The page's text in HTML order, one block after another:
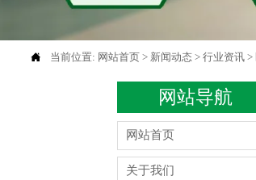
 当前位置: 网站首页> 新闻动态> 行业资讯>
网站导航
网站首页
关于我们